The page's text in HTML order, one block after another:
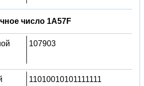
число 1A57F
107903
11010010101111111